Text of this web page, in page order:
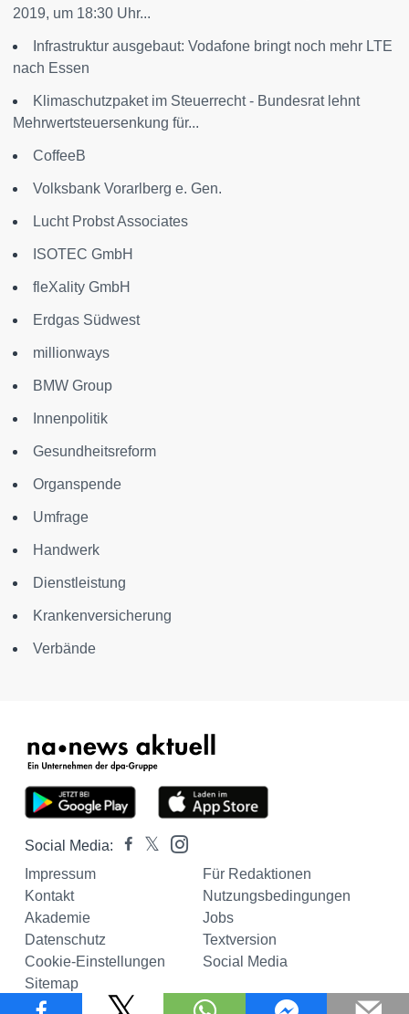
2019, um 18:30 Uhr...
Infrastruktur ausgebaut: Vodafone bringt noch mehr LTE
nach Essen
Klimaschutzpaket im Steuerrecht - Bundesrat lehnt
Mehrwertsteuersenkung für...
CoffeeB
Volksbank Vorarlberg e. Gen.
Lucht Probst Associates
ISOTEC GmbH
fleXality GmbH
Erdgas Südwest
millionways
BMW Group
Innenpolitik
Gesundheitsreform
Organspende
Umfrage
Handwerk
Dienstleistung
Krankenversicherung
Verbände
Social Media:
Impressum
Für Redaktionen
Kontakt
Nutzungsbedingungen
Akademie
Jobs
Datenschutz
Textversion
Cookie-Einstellungen
Social Media
Sitemap